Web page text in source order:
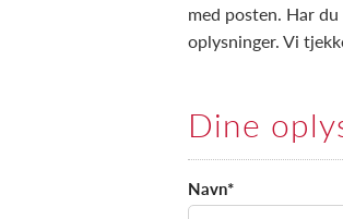
med posten. Har
oplysninger. Vi
Dine
Navn*